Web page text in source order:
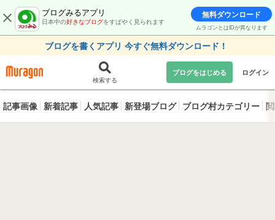
ブログみるアプリ
日本中の好きなブログをすばやく見られます
無料ダウンロード
ムラゴンとはIDが異なります
ブログを書くアプリ 今すぐ無料ダウンロード！
検索する
ブログをはじめる ログイン
記事画像 新着記事 人気記事 新登場ブログ ブログ村カテゴリー